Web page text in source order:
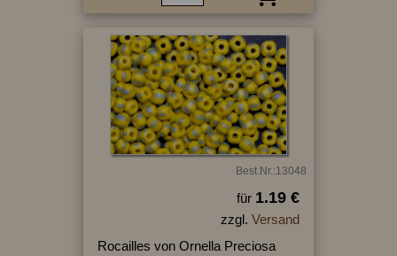
Best.Nr.:13048
für 1.19 €
zzgl. Versand
Rocailles von Ornella Preciosa